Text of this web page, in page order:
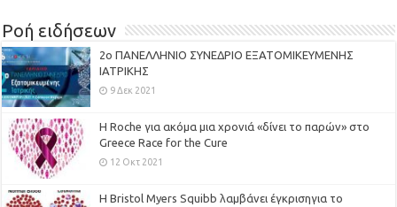
Ροή ειδήσεων
2ο ΠΑΝΕΛΛΗΝΙΟ ΣΥΝΕΔΡΙΟ ΕΞΑΤΟΜΙΚΕΥΜΕΝΗΣ
ΙΑΤΡΙΚΗΣ
9 Δεκ 2021
H Roche για ακόμα μια χρονιά «δίνει το παρών» στο
Greece Race for the Cure
12 Οκτ 2021
Η Bristol Myers Squibb λαμβάνει έγκρισηγια το